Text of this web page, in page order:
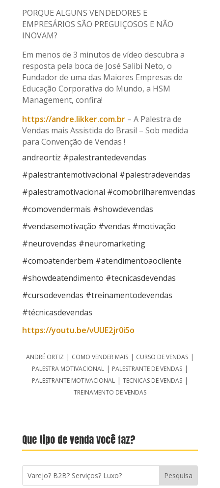
PORQUE ALGUNS VENDEDORES E
EMPRESÁRIOS SÃO PREGUIÇOSOS E NÃO
INOVAM?
Em menos de 3 minutos de vídeo descubra a
resposta pela boca de José Salibi Neto, o
Fundador de uma das Maiores Empresas de
Educação Corporativa do Mundo, a HSM
Management, confira!
https://andre.likker.com.br– A Palestra de
Vendas mais Assistida do Brasil – Sob medida
para Convenção de Vendas !
andreortiz #palestrantedevendas
#palestrantemotivacional #palestradevendas
#palestramotivacional #comobrilharemvendas
#comovendermais #showdevendas
#vendasemotivação #vendas #motivação
#neurovendas #neuromarketing
#comoatenderbem #atendimentoaocliente
#showdeatendimento #tecnicasdevendas
#cursodevendas #treinamentodevendas
#técnicasdevendas
https://youtu.be/vUUE2jr0i5o
ANDRÉ ORTIZ | COMO VENDER MAIS| CURSO DE VENDAS|
PALESTRA MOTIVACIONAL| PALESTRANTE DE VENDAS|
PALESTRANTE MOTIVACIONAL| TECNICAS DE VENDAS|
TREINAMENTO DE VENDAS
Que tipo de venda você faz?